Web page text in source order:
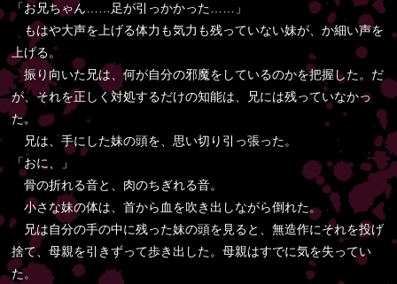
「お兄ちゃん……足が引っかかった……」
もはや大声を上げる体力も気力も残っていない妹が、か細い声を
上げる。
振り向いた兄は、何が自分の邪魔をしているのかを把握した。だ
が、それを正しく対処するだけの知能は、兄には残っていなかっ
た。
兄は、手にした妹の頭を、思い切り引っ張った。
「おに、」
骨の折れる音と、肉のちぎれる音。
小さな妹の体は、首から血を吹き出しながら倒れた。
兄は自分の手の中に残った妹の頭を見ると、無造作にそれを投げ
捨て、母親を引きずって歩き出した。母親はすでに気を失ってい
た。